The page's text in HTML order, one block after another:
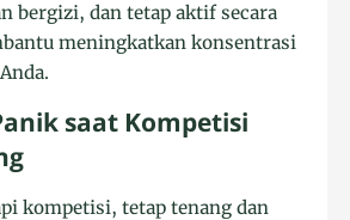
bergizi, dan tetap aktif secara
meningkatkan konsentrasi
saat Kompetisi
kompetisi, tetap tenang dan